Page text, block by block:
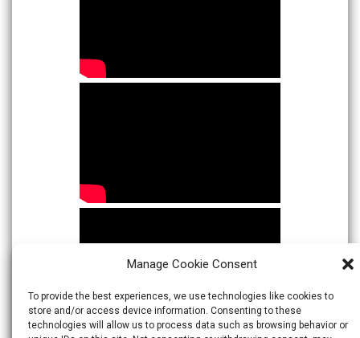
Manage Cookie Consent
To provide the best experiences, we use technologies like cookies to
store and/or access device information. Consenting to these
technologies will allow us to process data such as browsing behavior or